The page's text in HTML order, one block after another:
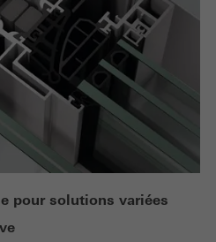
pour solutions variées